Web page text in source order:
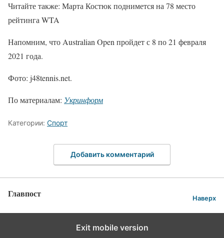
Читайте также: Марта Костюк поднимется на 78 место
рейтинга WTA
Напомним, что Australian Open пройдет с 8 по 21 февраля
2021 года.
Фото: j48tennis.net.
По материалам: Укринформ
Категории: Спорт
Добавить комментарий
Главпост Наверх
Exit mobile version